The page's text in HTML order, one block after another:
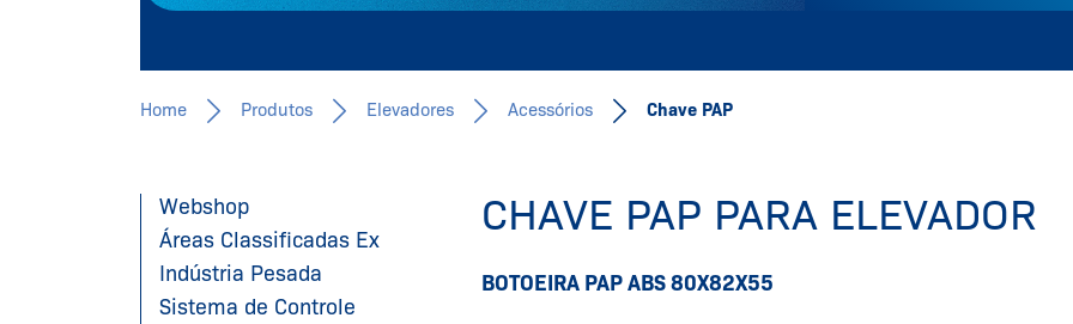
Home Produtos Elevadores Acessórios Chave PAP
Webshop
Áreas Classificadas Ex
Indústria Pesada
Sistema de Controle
CHAVE PAP PARA ELEVADOR
BOTOEIRA PAP ABS 80X82X55